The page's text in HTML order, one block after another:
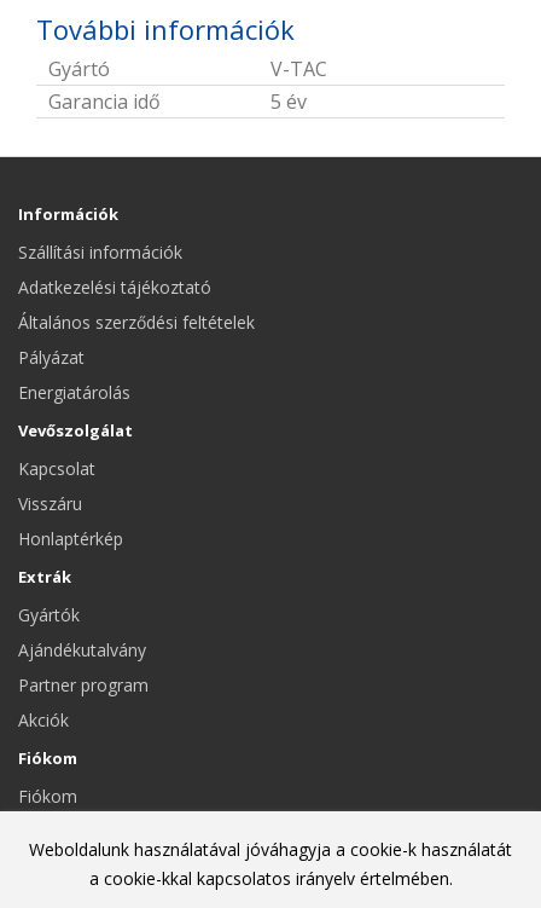
További információk
Gyártó
V-TAC
Garancia idő
5 év
Weboldalunk használatával jóváhagyja a cookie-k használatát
a cookie-kkal kapcsolatos irányelv értelmében.
Információk
Szállítási információk
Adatkezelési tájékoztató
Általános szerződési feltételek
Pályázat
Energiatárolás
Vevőszolgálat
Kapcsolat
Visszáru
Honlaptérkép
Extrák
Gyártók
Ajándékutalvány
Partner program
Akciók
Fiókom
Fiókom